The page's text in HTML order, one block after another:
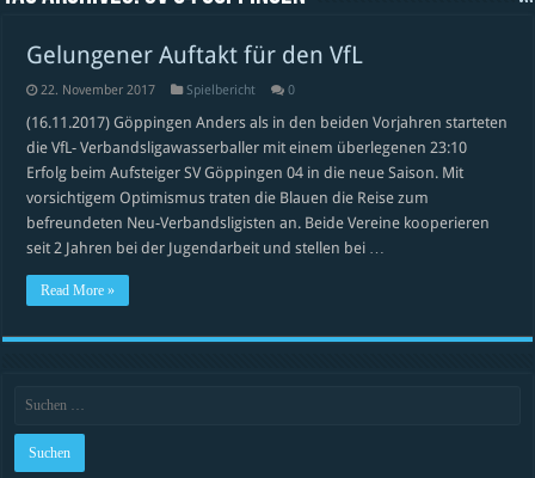
Gelungener Auftakt für den VfL
22. November 2017 Spielbericht 0
(16.11.2017) Göppingen Anders als in den beiden Vorjahren starteten
die VfL- Verbandsligawasserballer mit einem überlegenen 23:10
Erfolg beim Aufsteiger SV Göppingen 04 in die neue Saison. Mit
vorsichtigem Optimismus traten die Blauen die Reise zum
befreundeten Neu-Verbandsligisten an. Beide Vereine kooperieren
seit 2 Jahren bei der Jugendarbeit und stellen bei …
Read More »